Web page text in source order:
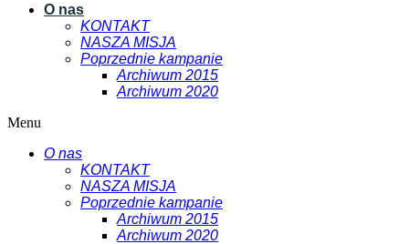
O nas
KONTAKT
NASZA MISJA
Poprzednie kampanie
Archiwum 2015
Archiwum 2020
Menu
O nas
KONTAKT
NASZA MISJA
Poprzednie kampanie
Archiwum 2015
Archiwum 2020